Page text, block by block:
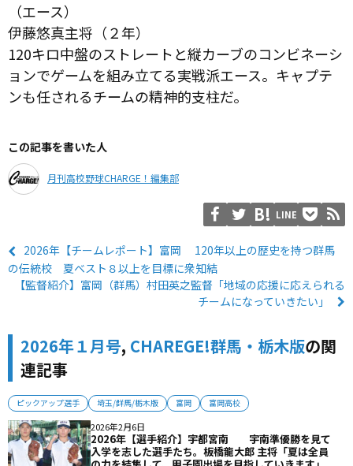
（エース）
伊藤悠真主将（２年）
120キロ中盤のストレートと縦カーブのコンビネーシ
ョンでゲームを組み立てる実戦派エース。キャプテ
ンも任されるチームの精神的支柱だ。
この記事を書いた人
月刊高校野球CHARGE！編集部
LINE
2026年【チームレポート】富岡 120年以上の歴史を持つ群馬
の伝統校 夏ベスト８以上を目標に衆知結
【監督紹介】富岡（群馬）村田英之監督「地域の応援に応えられる
チームになっていきたい」
2026年１月号, CHAREGE!群馬・栃木版の関
連記事
ピックアップ選手 埼玉/群馬/栃木版 富岡 富岡高校
2026年2月6日
2026年【選手紹介】宇都宮南 宇南準優勝を見て
入学を志した選手たち。板橋龍大郎 主将「夏は全員